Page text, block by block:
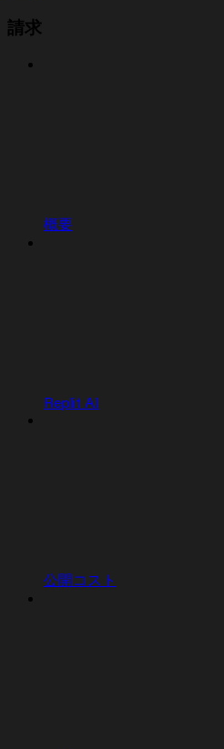
請求
概要
Replit AI
公開コスト